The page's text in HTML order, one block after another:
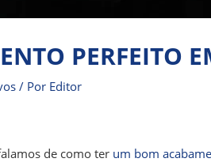
PERFEITO
/ Por Editor
de como ter um bom